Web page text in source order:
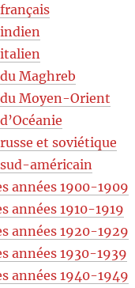
Maghreb
Moyen-Orient
et soviétique
américain
années 1900-1909
années 1910-1919
années 1920-1929
années 1930-1939
années 1940-1949